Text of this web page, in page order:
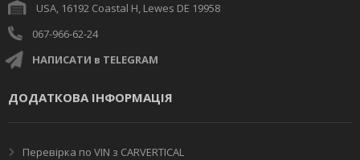
USA, 16192 Coastal H, Lewes DE 19958
067-966-62-24
НАПИСАТИ в TELEGRAM
ДОДАТКОВА ІНФОРМАЦІЯ
Перевірка по VIN з CARVERTICAL